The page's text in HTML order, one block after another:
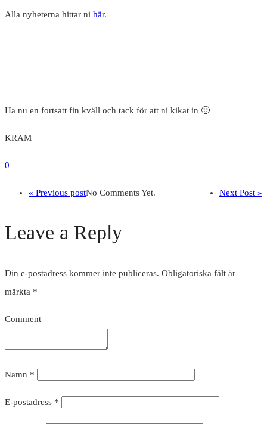
Alla nyheterna hittar ni här.
Ha nu en fortsatt fin kväll och tack för att ni kikat in 🙂
KRAM
0
« Previous post Next Post »
No Comments Yet.
Leave a Reply
Din e-postadress kommer inte publiceras. Obligatoriska fält är
märkta *
Comment
Namn *
E-postadress *